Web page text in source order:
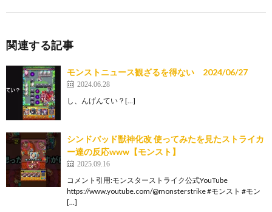
関連する記事
モンストニュース観ざるを得ない 2024/06/27
2024.06.28
し、んげんてい？[…]
シンドバッド獣神化改 使ってみたを見たストライカ
ー達の反応www【モンスト】
2025.09.16
コメント引用:モンスターストライク公式YouTube
https://www.youtube.com/@monsterstrike #モンスト #モン
[…]